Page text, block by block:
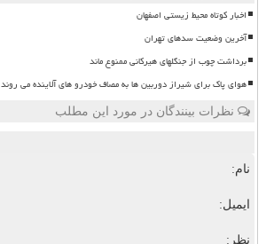
اخبار کوتاه محیط زیستی اصفهان
آخرین وضعیت سدهای تهران
برداشت چوب از جنگلهای هیرکانی ممنوع ماند
هوای پاک برای شیراز دوربین ها به مصاف خودرو های آلاینده می روند
نظرات بینندگان در مورد این مطلب
نام:
ایمیل:
نظر: